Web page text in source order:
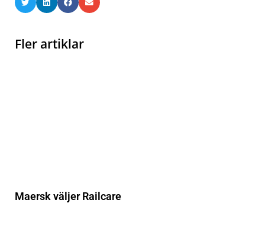
Fler artiklar
Maersk väljer Railcare